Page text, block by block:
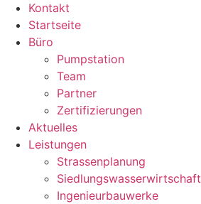
Kontakt
Startseite
Büro
Pumpstation
Team
Partner
Zertifizierungen
Aktuelles
Leistungen
Strassenplanung
Siedlungswasserwirtschaft
Ingenieurbauwerke